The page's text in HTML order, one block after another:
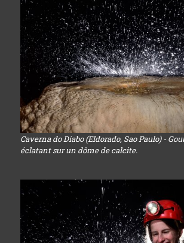
Caverna do Diabo (Eldorado, Sao Paulo) -
éclatant sur un dôme de calcite.